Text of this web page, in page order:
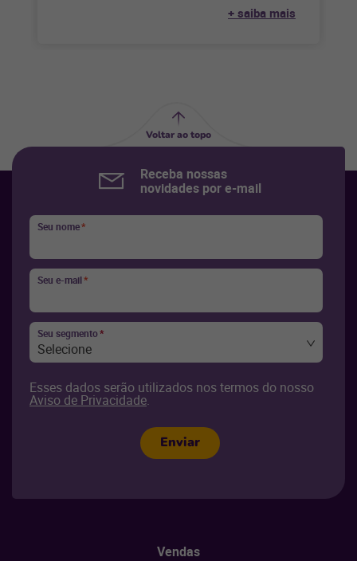
+ saiba mais
Voltar ao topo
Receba nossas
novidades por e-mail
Seu nome*
Seu e-mail*
Seu segmento*
Selecione
Esses dados serão utilizados nos termos do nosso
Aviso de Privacidade.
Enviar
Vendas